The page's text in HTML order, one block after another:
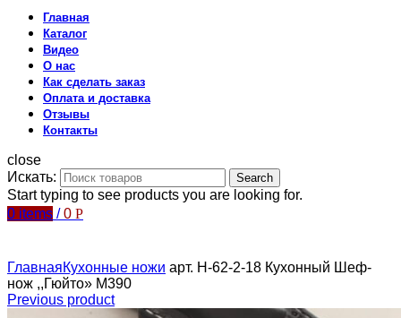
Главная
Каталог
Видео
О нас
Как сделать заказ
Оплата и доставка
Отзывы
Контакты
close
Искать:
Search
Start typing to see products you are looking for.
0 items / 0 Р
ГлавнаяКухонные ножи арт. Н-62-2-18 Кухонный Шеф-
нож ,,Гюйто» М390
Previous product